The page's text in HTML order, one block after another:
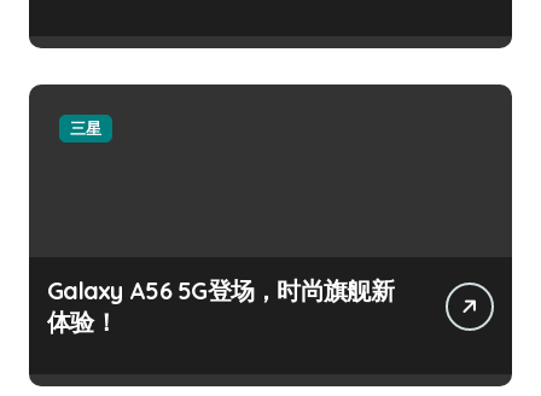
三星
Galaxy A56 5G登场，时尚旗舰新
体验！